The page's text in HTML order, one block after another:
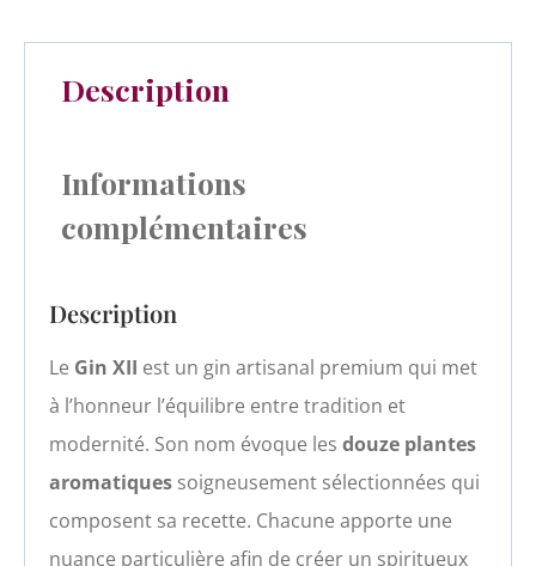
Description
Informations
complémentaires
Description
Le Gin XII est un gin artisanal premium qui met
à l’honneur l’équilibre entre tradition et
modernité. Son nom évoque les douze plantes
aromatiques soigneusement sélectionnées qui
composent sa recette. Chacune apporte une
nuance particulière afin de créer un spiritueux